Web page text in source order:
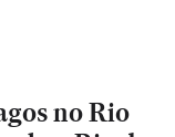
no Rio